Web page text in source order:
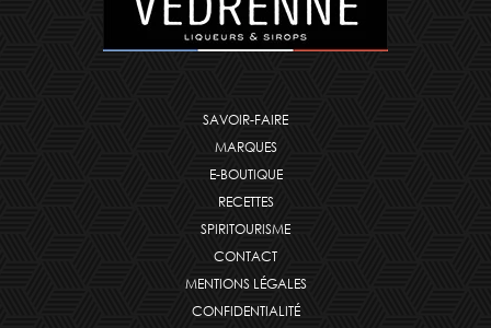
SAVOIR-FAIRE
MARQUES
E-BOUTIQUE
RECETTES
SPIRITOURISME
CONTACT
MENTIONS LÉGALES
CONFIDENTIALITÉ